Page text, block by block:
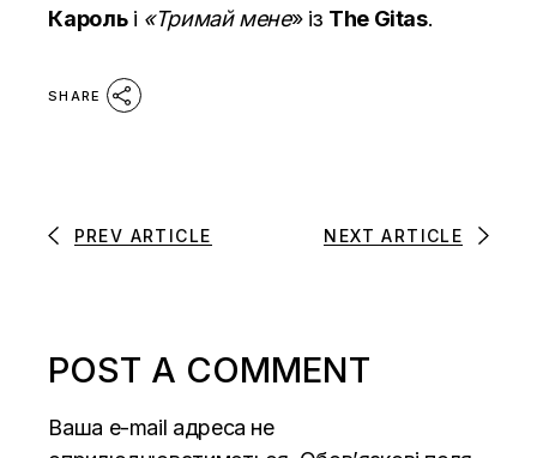
Карольі «Тримай мене» із The Gitas.
SHARE
PREV ARTICLE NEXT ARTICLE
POST A COMMENT
Ваша e-mail адреса не